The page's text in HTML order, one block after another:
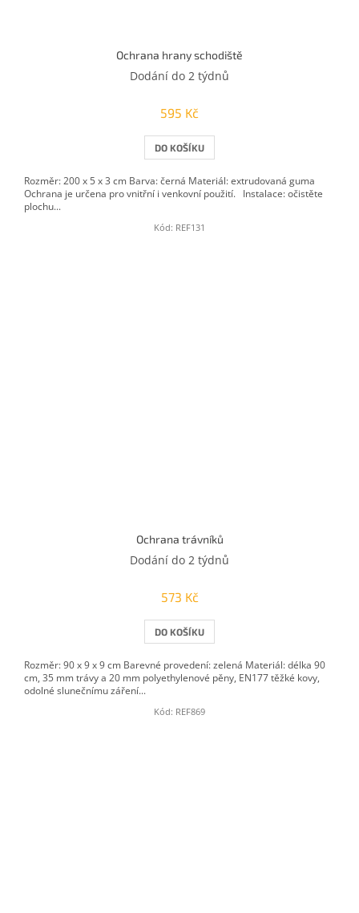
Ochrana hrany schodiště
Dodání do 2 týdnů
595 Kč
DO KOŠÍKU
Rozměr: 200 x 5 x 3 cm Barva: černá Materiál: extrudovaná guma
Ochrana je určena pro vnitřní i venkovní použití. Instalace: očistěte
plochu...
Kód: REF131
Ochrana trávníků
Dodání do 2 týdnů
573 Kč
DO KOŠÍKU
Rozměr: 90 x 9 x 9 cm Barevné provedení: zelená Materiál: délka 90
cm, 35 mm trávy a 20 mm polyethylenové pěny, EN177 těžké kovy,
odolné slunečnímu záření...
Kód: REF869